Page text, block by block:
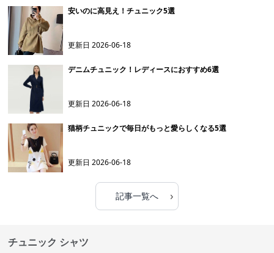
安いのに高見え！チュニック5選
更新日2026-06-18
デニムチュニック！レディースにおすすめ6選
更新日2026-06-18
猫柄チュニックで毎日がもっと愛らしくなる5選
更新日2026-06-18
記事一覧へ ›
チュニック シャツ